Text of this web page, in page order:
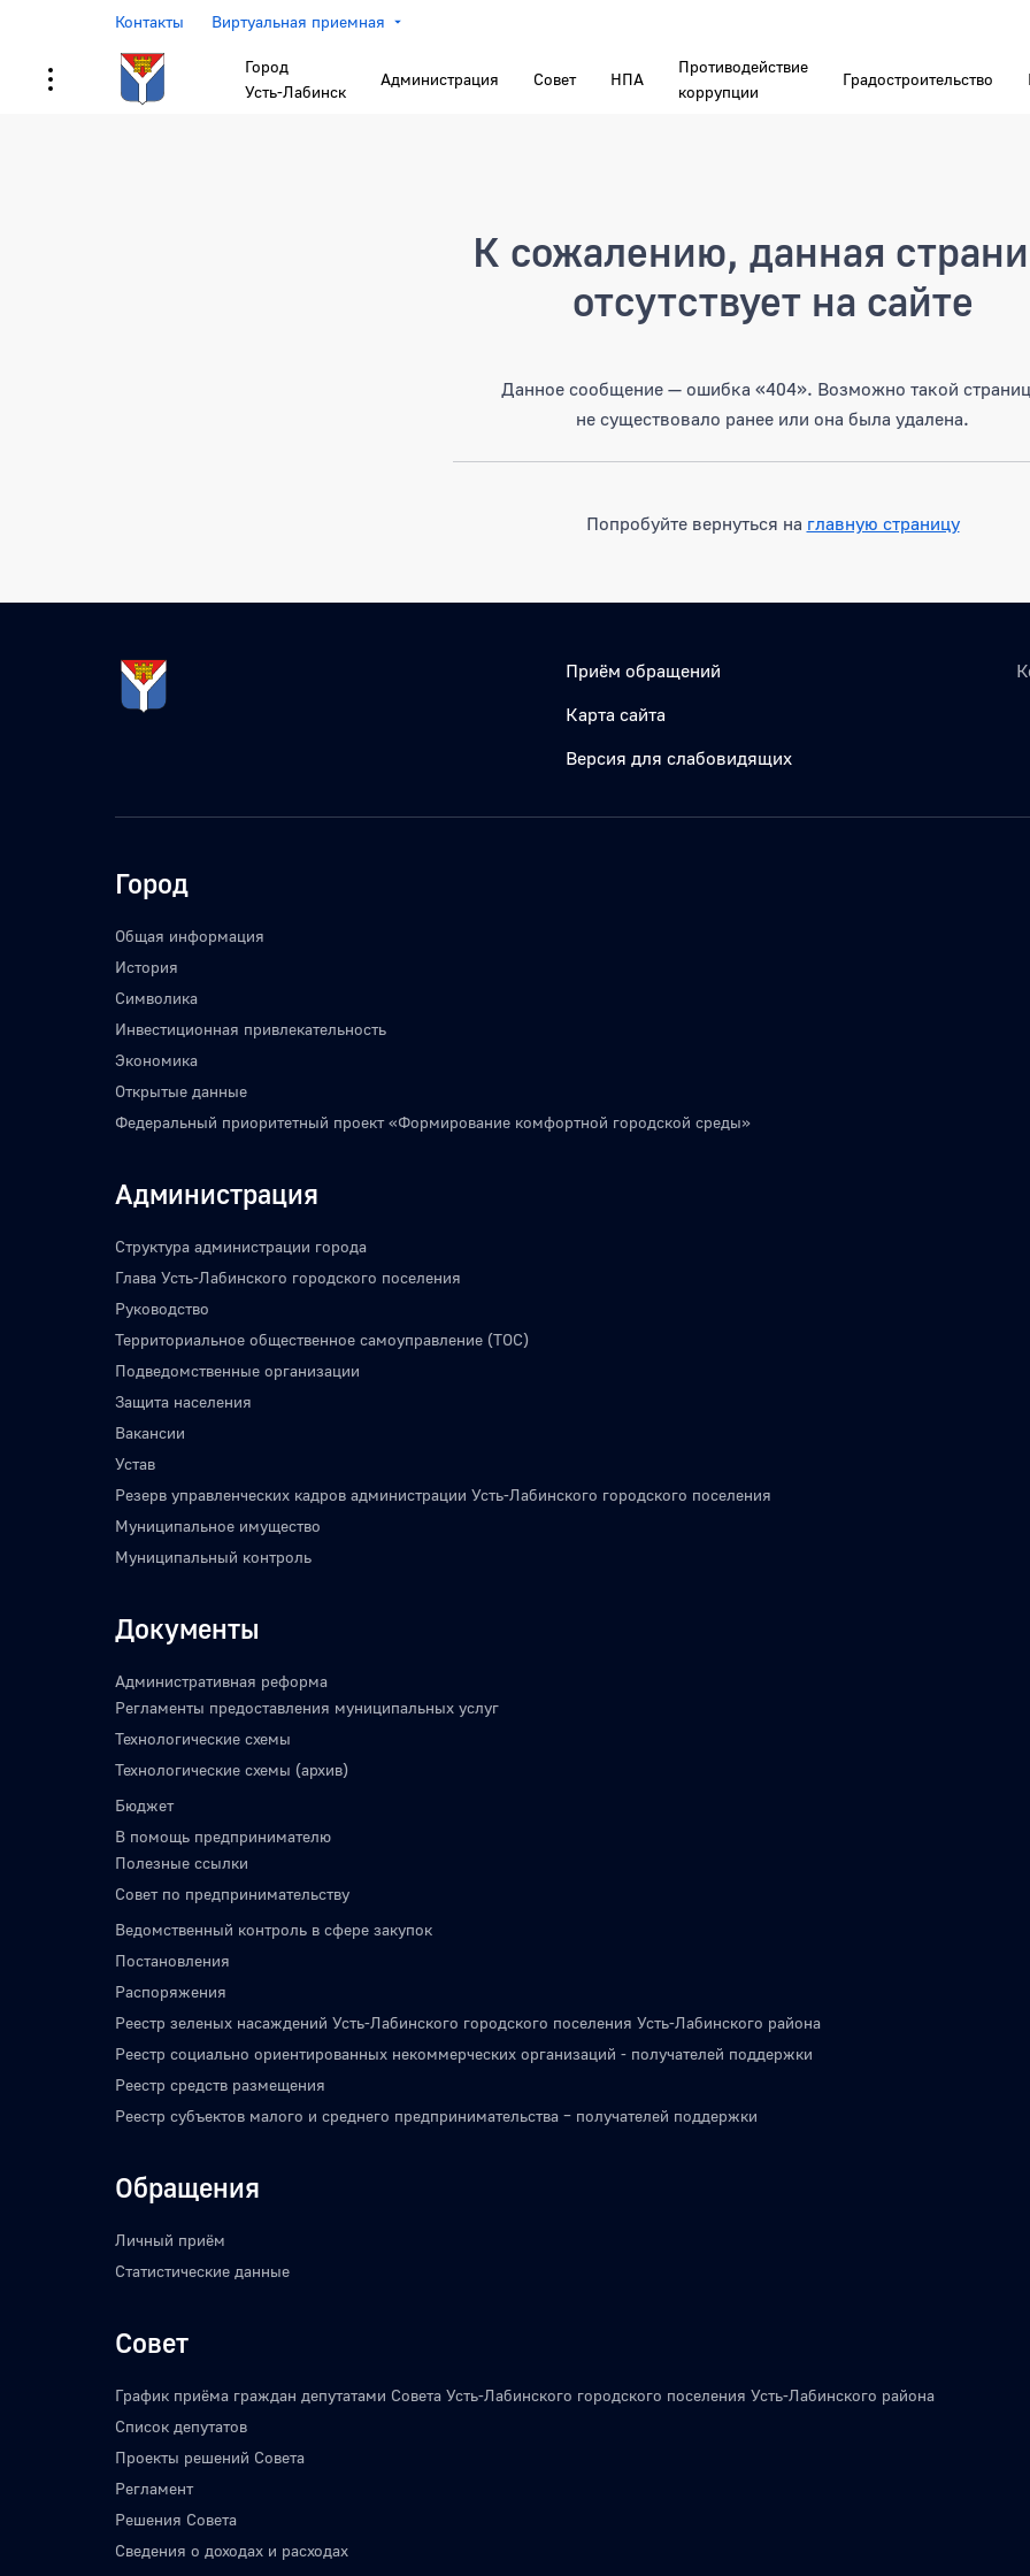
Контакты Виртуальная приемная
Город
Усть-Лабинск
Администрация Совет НПА
Противодействие
коррупции
Градостроительство
К сожалению, данная
отсутствует на сайте
Данное сообщение — ошибка «404». Возможно такой
не существовало ранее или она была удалена.
Попробуйте вернуться на главную страницу
Приём обращений
Карта сайта
Версия для слабовидящих
Город
Общая информация
История
Символика
Инвестиционная привлекательность
Экономика
Открытые данные
Федеральный приоритетный проект «Формирование комфортной городской среды»
Администрация
Структура администрации города
Глава Усть-Лабинского городского поселения
Руководство
Территориальное общественное самоуправление (ТОС)
Подведомственные организации
Защита населения
Вакансии
Устав
Резерв управленческих кадров администрации Усть-Лабинского городского поселения
Муниципальное имущество
Муниципальный контроль
Документы
Административная реформа
Регламенты предоставления муниципальных услуг
Технологические схемы
Технологические схемы (архив)
Бюджет
В помощь предпринимателю
Полезные ссылки
Совет по предпринимательству
Ведомственный контроль в сфере закупок
Постановления
Распоряжения
Реестр зеленых насаждений Усть-Лабинского городского поселения Усть-Лабинского района
Реестр социально ориентированных некоммерческих организаций - получателей поддержки
Реестр средств размещения
Реестр субъектов малого и среднего предпринимательства – получателей поддержки
Обращения
Личный приём
Статистические данные
Совет
График приёма граждан депутатами Совета Усть-Лабинского городского поселения Усть-Лабинского района
Список депутатов
Проекты решений Совета
Регламент
Решения Совета
Сведения о доходах и расходах